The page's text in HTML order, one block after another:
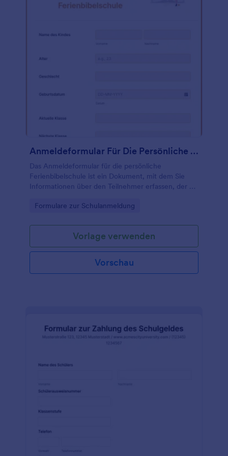
Sie die Informationen, die Sie von den Familien
Anmeldeformular Für Die Persönliche Ferienbibelschule
Das Anmeldeformular für die persönliche
Ferienbibelschule ist ein Dokument, mit dem Sie
Informationen über den Teilnehmer erfassen, der an
möchte. Aufgrund der COVID-19-Pandemie ist es
durchzuführen. Deshalb sollte Ihr Programm nicht
nur eine persönliche, sondern auch eine virtuelle
Veranstaltung anbieten.Dieses Anmeldeformular für
eine persönliche Ferienbibelschule enthält
Formularfelder, in denen die persönlichen Daten des
hochladen kann, das seine Erkrankung nachweist.
Diese Formularvorlage verwendet das Tool
Formularabschnitte übersichtlich zu trennen.
Veröffentlichungsmethoden kann diese Vorlage
Diese Formularvorlage lässt sich mit dem
Go to Category:
Formulare zur Schulanmeldung
Vorlage verwenden
Vorschau